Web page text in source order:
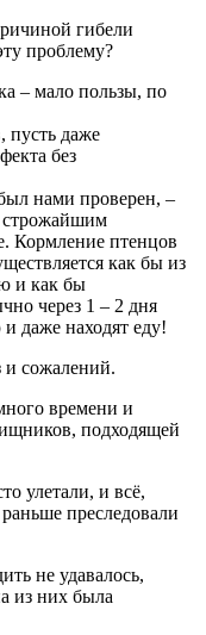
гибели
проблему?
– мало пользы, по
пусть даже
без
нами проверен, –
строжайшим
Кормление птенцов
как бы из
и как бы
через 1 – 2 дня
даже находят еду!
и сожалений.
времени и
подходящей
улетали, и всё,
преследовали
не удавалось,
из них была